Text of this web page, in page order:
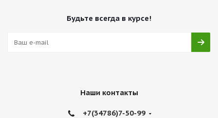
Будьте всегда в курсе!
Наши контакты
+7(34786)7-50-99